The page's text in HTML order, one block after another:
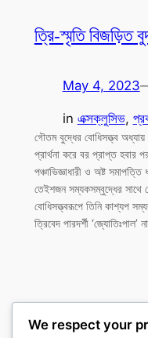
ত্রি-স্মৃতি বিজড়িত
May 4, 2023
in এক্সক্লুসিভ,
গৌতম বুদ্ধের বোধিসত্ত্ব
প্রার্থনা করে বর প্রাপ্ত হবার
পঞ্চাভিজ্ঞাধারী ও অষ্ট
তেইশজন সম্যকসম্বুদ্ধের সাথে
বোধিসত্ত্বরূপে তিনি কাশ্যপ
ত্রিবেদ পারদর্শী ‘জ্যোতিঃপাল’
We respect your